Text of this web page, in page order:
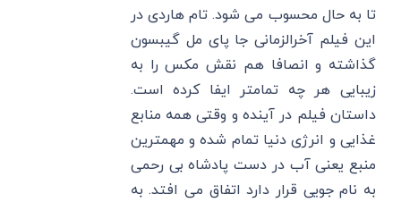
تا به حال محسوب می شود. تام هاردی در
این فیلم آخرالزمانی جا پای مل گیبسون
گذاشته و انصافا هم نقش مکس را به
زیبایی هر چه تمامتر ایفا کرده است.
داستان فیلم در آینده و وقتی همه منابع
غذایی و انرژی دنیا تمام شده و مهمترین
منبع یعنی آب در دست پادشاه بی رحمی
به نام جویی قرار دارد اتفاق می افتد. به